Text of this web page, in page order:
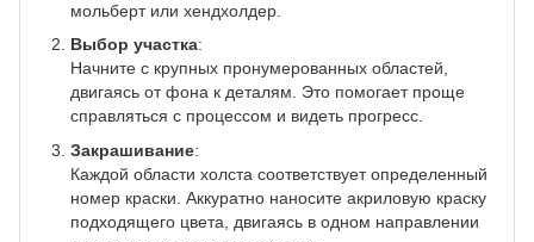
мольберт или хендхолдер.
Выбор участка:
Начните с крупных пронумерованных областей,
двигаясь от фона к деталям. Это помогает проще
справляться с процессом и видеть прогресс.
Закрашивание:
Каждой области холста соответствует определенный
номер краски. Аккуратно наносите акриловую краску
подходящего цвета, двигаясь в одном направлении